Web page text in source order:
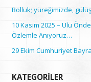
Bolluk; yüreğimizde,
10 Kasım 2025 – Ulu
Özlemle Anıyoruz…
29 Ekim Cumhuriyet
KATEGORILER